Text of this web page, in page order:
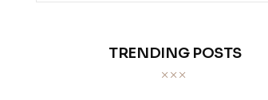
TRENDING POSTS